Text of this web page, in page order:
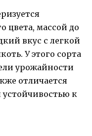
цвета, массой до
вкус с легкой
У этого сорта
урожайности
отличается
к